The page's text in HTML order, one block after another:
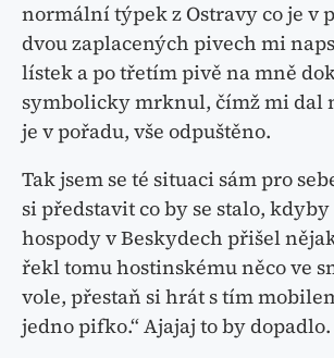
normální týpek z Ostravy co je v
dvou zaplacených pivech mi
lístek a po třetím pivě na mně
symbolicky mrknul, čímž mi dal
je v pořadu, vše odpuštěno.
Tak jsem se té situaci sám pro
si představit co by se stalo,
hospody v Beskydech přišel
řekl tomu hostinskému něco ve
vole, přestaň si hrát s tím
jedno pifko.“ Ajajaj to by dopadlo.